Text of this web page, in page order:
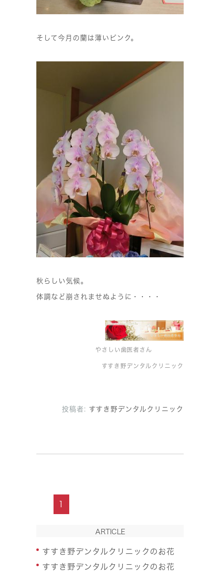
そして今月の蘭は薄いピンク。
秋らしい気候。
体調など崩されませぬように・・・・
やさしい歯医者さん
すすき野デンタルクリニック
投稿者: すすき野デンタルクリニック
1
ARTICLE
すすき野デンタルクリニックのお花
すすき野デンタルクリニックのお花